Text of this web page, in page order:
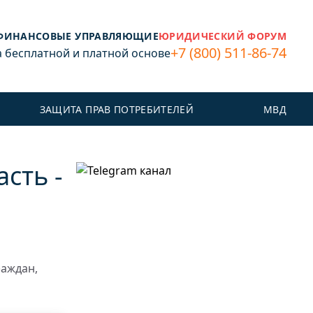
УПРАВЛЯЮЩИЕЮРИДИЧЕСКИЙ ФОРУМ
и платной основе+7 (800) 511-86-74
ЗАЩИТА ПРАВ ПОТРЕБИТЕЛЕЙ МВД
-